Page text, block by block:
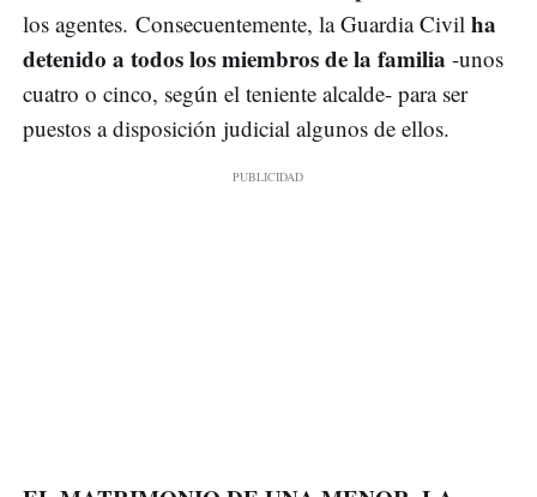
los agentes. Consecuentemente, la Guardia Civil ha
detenido a todos los miembros de la familia -unos
cuatro o cinco, según el teniente alcalde- para ser
puestos a disposición judicial algunos de ellos.